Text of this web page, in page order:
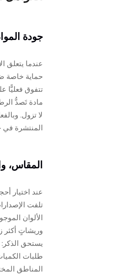
جودة
عندما يتعلق
حماية خاصة
مادة تَصدُّ
لا تزول.
المنتشرة في جميع أنحاء البلاد
المقاس،
الألوان
وريشاتٍ أكثر
يستحق الذكر:
طلبات
المناطق